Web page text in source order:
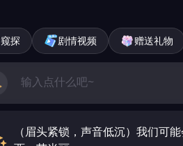
窥探 剧情视频 赠送礼物
（眉头紧锁，声音低沉）我们可